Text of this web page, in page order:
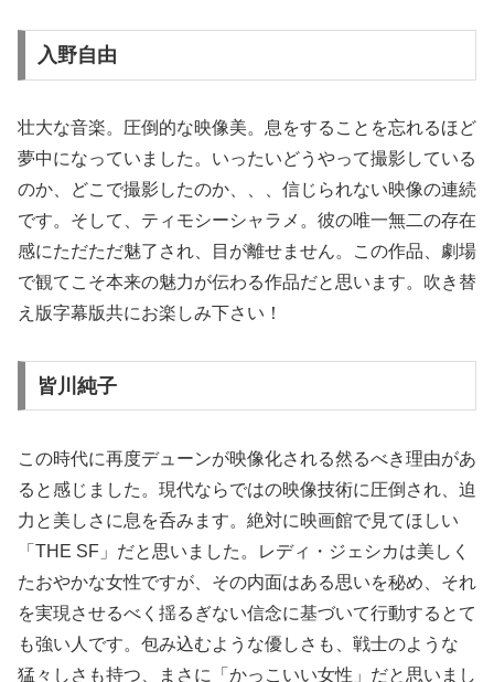
入野自由
壮大な音楽。圧倒的な映像美。息をすることを忘れるほど
夢中になっていました。いったいどうやって撮影している
のか、どこで撮影したのか、、、信じられない映像の連続
です。そして、ティモシーシャラメ。彼の唯一無二の存在
感にただただ魅了され、目が離せません。この作品、劇場
で観てこそ本来の魅力が伝わる作品だと思います。吹き替
え版字幕版共にお楽しみ下さい！
皆川純子
この時代に再度デューンが映像化される然るべき理由があ
ると感じました。現代ならではの映像技術に圧倒され、迫
力と美しさに息を呑みます。絶対に映画館で見てほしい
「THE SF」だと思いました。レディ・ジェシカは美しく
たおやかな女性ですが、その内面はある思いを秘め、それ
を実現させるべく揺るぎない信念に基づいて行動するとて
も強い人です。包み込むような優しさも、戦士のような
猛々しさも持つ、まさに「かっこいい女性」だと思いまし